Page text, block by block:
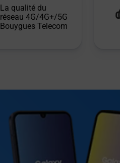
La qualité du
réseau 4G/4G+/5G
Bouygues Telecom